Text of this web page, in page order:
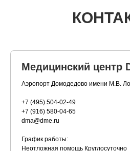
Медицинский центр
Аэропорт Домодедово имени М.В.
+7 (495) 504-02-49
+7 (916) 580-04-65
dma@dme.ru
График работы:
Неотложная помощь Круглосуточно